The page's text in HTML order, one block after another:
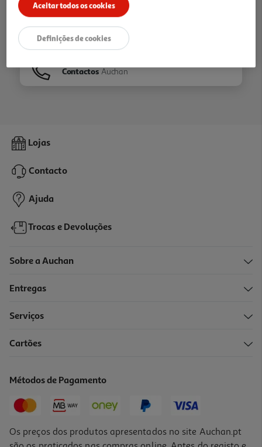
Folhetos
Contactos Auchan
Lojas
Contacto
Ajuda
Trocas e Devoluções
Sobre a Auchan
Entregas
Serviços
Cartões
Métodos de Pagamento
Os preços dos produtos apresentados no site Auchan.pt
Aceitar todos os cookies
Definições de cookies